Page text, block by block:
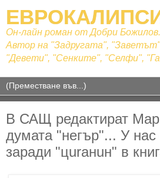
Он-лайн роман от Добри
Автор на "Задругата",
"Девети", "Сенките", "Селфи",
В САЩ редактират
думата "нeгъp"... У нас
заради "цuraнuн" в